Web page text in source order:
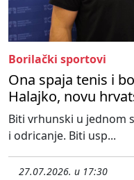
Borilački sportovi
Ona spaja tenis i
Halajko, novu
Biti vrhunski u jednom
i odricanje. Biti usp...
27.07.2026. u 17:30